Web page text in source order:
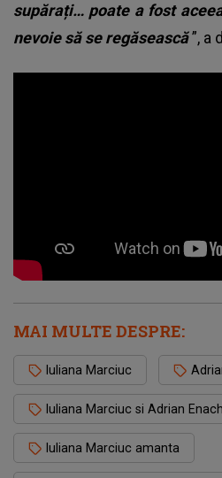
supărați… poate a fost
nevoie să se regăsească”, a
MAI MULTE DESPRE:
Iuliana Marciuc
Iuliana Marciuc si Adrian
Iuliana Marciuc amanta